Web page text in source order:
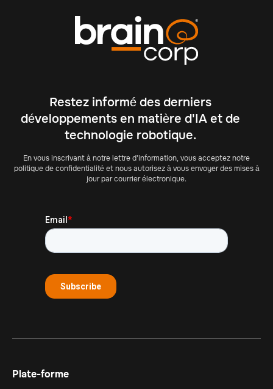
Restez informé des derniers
développements en matière d'IA et de
technologie robotique.
En vous inscrivant à notre lettre d'information, vous acceptez notre
politique de confidentialité et nous autorisez à vous envoyer des mises à
jour par courrier électronique.
Plate-forme